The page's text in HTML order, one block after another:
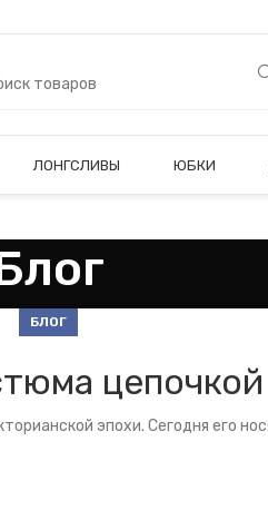
ЛОНГСЛИВЫ ЮБКИ
БЛОГ
эпохи. Сегодня его